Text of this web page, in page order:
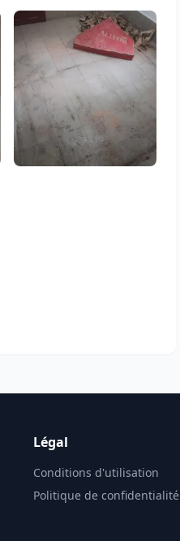
Légal
Conditions d'utilisation
Politique de confidentialité